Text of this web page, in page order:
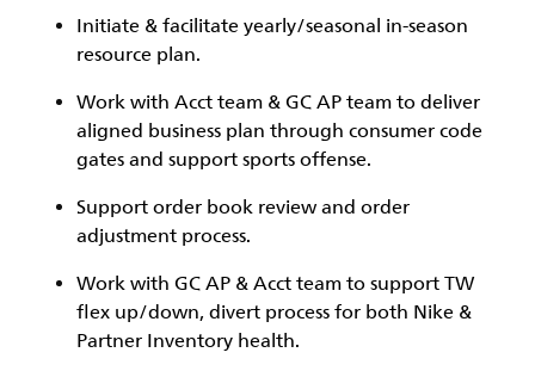
Initiate & facilitate yearly/seasonal in-season
resource plan.
Work with Acct team & GC AP team to deliver
aligned business plan through consumer code
gates and support sports offense.
Support order book review and order
adjustment process.
Work with GC AP & Acct team to support TW
flex up/down, divert process for both Nike &
Partner Inventory health.